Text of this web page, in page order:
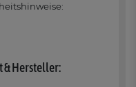
Hersteller: